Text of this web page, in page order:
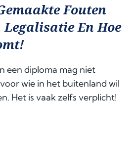
Fouten
En Hoe
een diploma mag niet
wie in het buitenland wil
Het is vaak zelfs verplicht!